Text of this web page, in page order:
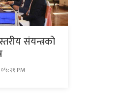
संयन्त्रको
PM